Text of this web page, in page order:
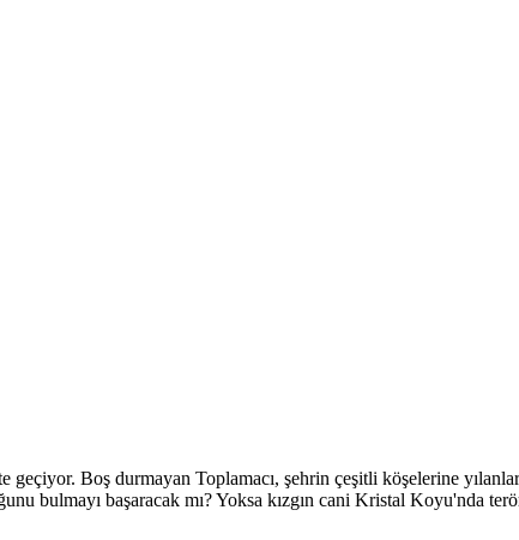
geçiyor. Boş durmayan Toplamacı, şehrin çeşitli köşelerine
bulmayı başaracak mı? Yoksa kızgın cani Kristal Koyu'nda